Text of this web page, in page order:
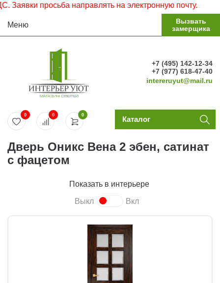
просьба направлять на электронную почту.
Меню
Вызвать
замерщика
+7 (495) 142-12-34
+7 (977) 618-47-40
intereruyut@mail.ru
0
0 0 Каталог
Дверь Оникс Вена 2 эбен, сатинат
с фацетом
Показать в интерьере
Выкл Вкл